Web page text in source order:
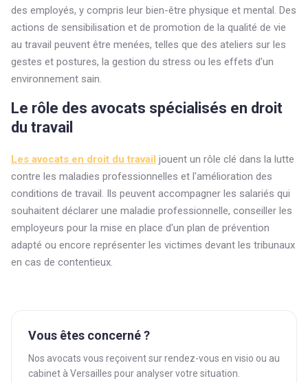
des employés, y compris leur bien-être physique et mental. Des
actions de sensibilisation et de promotion de la qualité de vie
au travail peuvent être menées, telles que des ateliers sur les
gestes et postures, la gestion du stress ou les effets d'un
environnement sain.
Le rôle des avocats spécialisés en droit
du travail
Les avocats en droit du travail jouent un rôle clé dans la lutte
contre les maladies professionnelles et l'amélioration des
conditions de travail. Ils peuvent accompagner les salariés qui
souhaitent déclarer une maladie professionnelle, conseiller les
employeurs pour la mise en place d'un plan de prévention
adapté ou encore représenter les victimes devant les tribunaux
en cas de contentieux.
Vous êtes concerné ?
Nos avocats vous reçoivent sur rendez-vous en visio ou au
cabinet à Versailles pour analyser votre situation.